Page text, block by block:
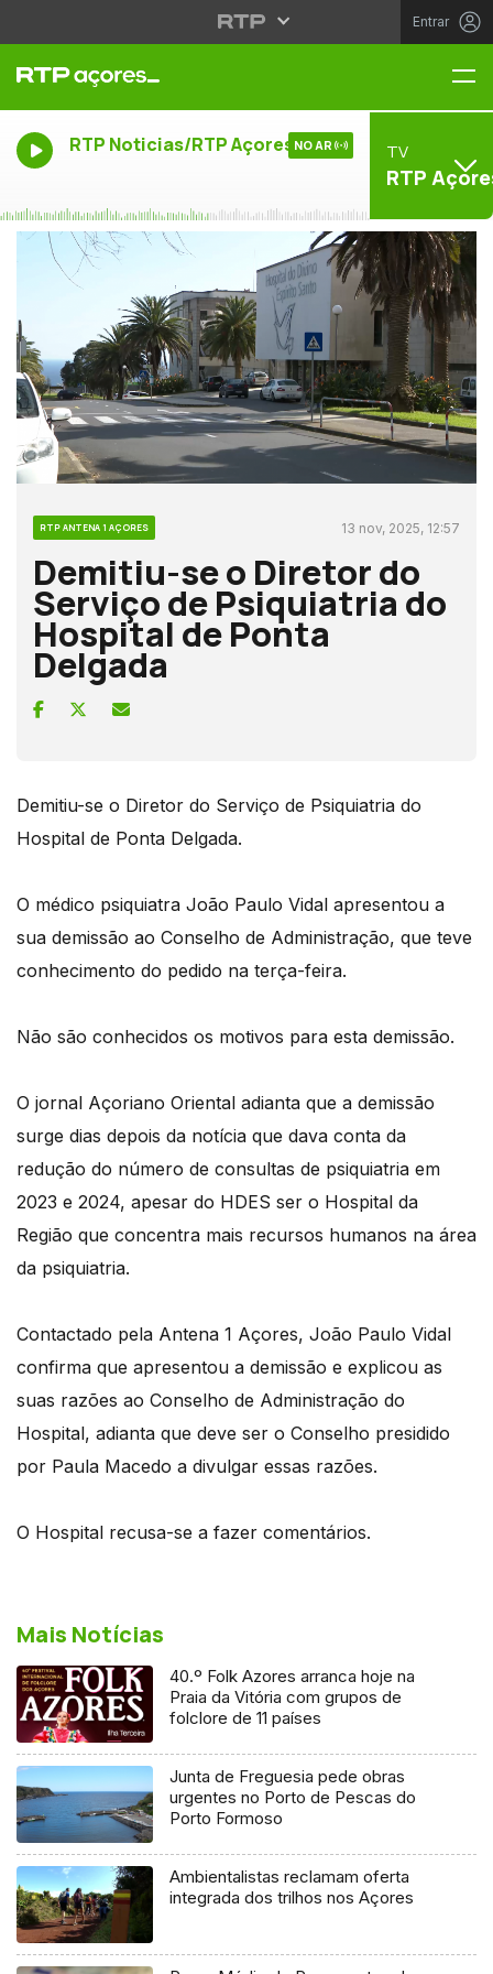
Entrar
RTP Noticias/RTP Açores NO AR TV
RTP
RTP ANTENA 1 AÇORES 13 nov, 2025, 12:57
Demitiu-se o Diretor do
Serviço de Psiquiatria do
Hospital de Ponta
Delgada
Demitiu-se o Diretor do Serviço de Psiquiatria do
Hospital de Ponta Delgada.
O médico psiquiatra João Paulo Vidal apresentou a
sua demissão ao Conselho de Administração, que teve
conhecimento do pedido na terça-feira.
Não são conhecidos os motivos para esta demissão.
O jornal Açoriano Oriental adianta que a demissão
surge dias depois da notícia que dava conta da
redução do número de consultas de psiquiatria em
2023 e 2024, apesar do HDES ser o Hospital da
Região que concentra mais recursos humanos na área
da psiquiatria.
Contactado pela Antena 1 Açores, João Paulo Vidal
confirma que apresentou a demissão e explicou as
suas razões ao Conselho de Administração do
Hospital, adianta que deve ser o Conselho presidido
por Paula Macedo a divulgar essas razões.
O Hospital recusa-se a fazer comentários.
Mais Notícias
40.º Folk Azores arranca hoje na
Praia da Vitória com grupos de
folclore de 11 países
Junta de Freguesia pede obras
urgentes no Porto de Pescas do
Porto Formoso
Ambientalistas reclamam oferta
integrada dos trilhos nos Açores